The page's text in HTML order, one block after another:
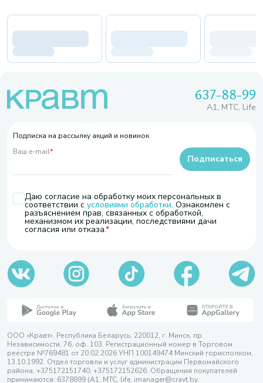
637-88-99
A1, МТС, Life
Подписка на рассылку акций и новинок
Ваш e-mail*
Даю согласие на обработку моих персональных в
соответствии с условиями обработки. Ознакомлен с
разъяснением прав, связанных с обработкой,
механизмом их реализации, последствиями дачи
согласия или отказа.
Подписаться
ООО «Кравт». Республика Беларусь, 220012, г. Минск, пр.
Независимости, 76, оф. 103. Регистрационный номер в Торговом
реестре №769481 от 20.02.2026 УНП 100149474 Минский горисполком,
13.10.1992. Отдел торговли и услуг администрации Первомайского
района, +375172151740; +375172152626. Обращения покупателей
принимаются: 6378899 (А1, МТС, life, imanager@cravt.by.